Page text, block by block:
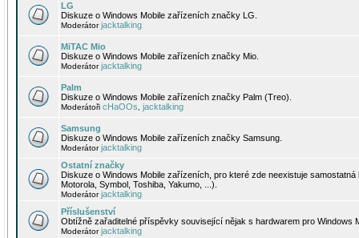
LG
Diskuze o Windows Mobile zařízeních značky LG.
Moderátorjacktalking
MiTAC Mio
Diskuze o Windows Mobile zařízeních značky Mio.
Moderátorjacktalking
Palm
Diskuze o Windows Mobile zařízeních značky Palm (Treo).
Moderátoři cHaOOs jacktalking
Samsung
Diskuze o Windows Mobile zařízeních značky Samsung.
Moderátorjacktalking
Ostatní značky
Diskuze o Windows Mobile zařízeních, pro které zde neexistuje
Motorola, Symbol, Toshiba, Yakumo, ...).
Moderátorjacktalking
Příslušenství
Obtížně zařaditelné příspěvky související nějak s hardwarem pro Windows
Moderátorjacktalking